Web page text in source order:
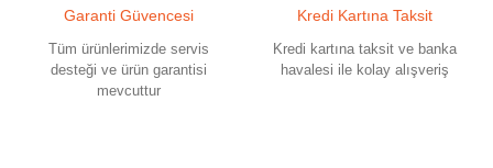
Garanti Güvencesi
Tüm ürünlerimizde servis
desteği ve ürün garantisi
mevcuttur
Kredi Kartına Taksit
Kredi kartına taksit ve banka
havalesi ile kolay alışveriş